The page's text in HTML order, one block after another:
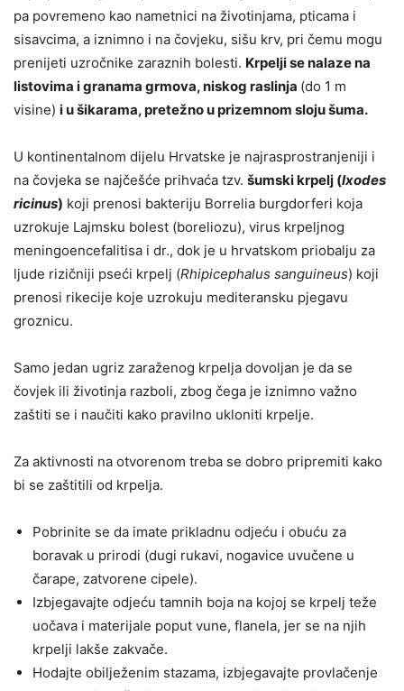
pa povremeno kao nametnici na životinjama, pticama i
sisavcima, a iznimno i na čovjeku, sišu krv, pri čemu mogu
prenijeti uzročnike zaraznih bolesti. Krpelji se nalaze na
listovima i granama grmova, niskog raslinja (do 1 m
visine) i u šikarama, pretežno u prizemnom sloju šuma.
U kontinentalnom dijelu Hrvatske je najrasprostranjeniji i
na čovjeka se najčešće prihvaća tzv. šumski krpelj (Ixodes
ricinus) koji prenosi bakteriju Borrelia burgdorferi koja
uzrokuje Lajmsku bolest (boreliozu), virus krpeljnog
meningoencefalitisa i dr., dok je u hrvatskom priobalju za
ljude rizičniji pseći krpelj (Rhipicephalus sanguineus) koji
prenosi rikecije koje uzrokuju mediteransku pjegavu
groznicu.
Samo jedan ugriz zaraženog krpelja dovoljan je da se
čovjek ili životinja razboli, zbog čega je iznimno važno
zaštiti se i naučiti kako pravilno ukloniti krpelje.
Za aktivnosti na otvorenom treba se dobro pripremiti kako
bi se zaštitili od krpelja.
Pobrinite se da imate prikladnu odjeću i obuću za
boravak u prirodi (dugi rukavi, nogavice uvučene u
čarape, zatvorene cipele).
Izbjegavajte odjeću tamnih boja na kojoj se krpelj teže
uočava i materijale poput vune, flanela, jer se na njih
krpelji lakše zakvače.
Hodajte obilježenim stazama, izbjegavajte provlačenje